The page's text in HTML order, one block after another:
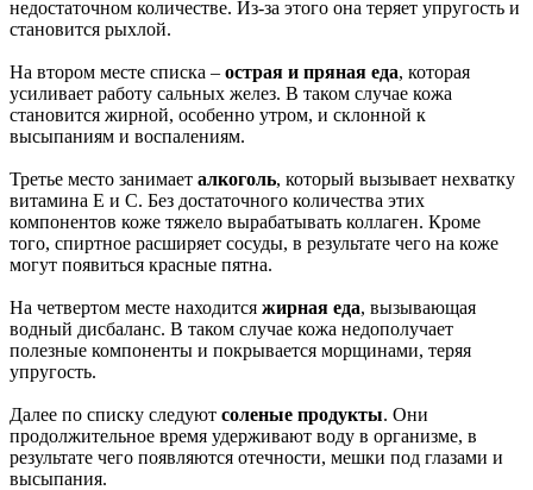
недостаточном количестве. Из-за этого она теряет упругость и
становится рыхлой.
На втором месте списка – острая и пряная еда, которая
усиливает работу сальных желез. В таком случае кожа
становится жирной, особенно утром, и склонной к
высыпаниям и воспалениям.
Третье место занимает алкоголь, который вызывает нехватку
витамина Е и С. Без достаточного количества этих
компонентов коже тяжело вырабатывать коллаген. Кроме
того, спиртное расширяет сосуды, в результате чего на коже
могут появиться красные пятна.
На четвертом месте находится жирная еда, вызывающая
водный дисбаланс. В таком случае кожа недополучает
полезные компоненты и покрывается морщинами, теряя
упругость.
Далее по списку следуют соленые продукты. Они
продолжительное время удерживают воду в организме, в
результате чего появляются отечности, мешки под глазами и
высыпания.